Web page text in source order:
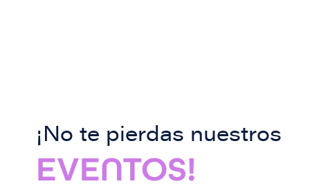
¡No te pierdas nuestros
EVENTOS!